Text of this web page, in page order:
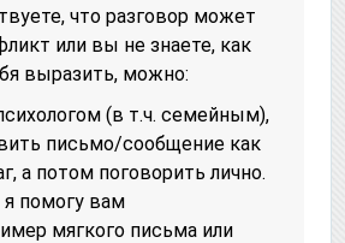
что разговор может
или вы не знаете, как
выразить, можно:
(в т.ч. семейным),
письмо/сообщение как
а потом поговорить лично.
помогу вам
мягкого письма или